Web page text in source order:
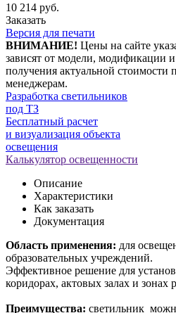
10 214 руб.
Заказать
Версия для печати
ВНИМАНИЕ! Цены на сайте
зависят от модели, модификации
получения актуальной стоимости
менеджерам.
Разработка светильников
под ТЗ
Бесплатный расчет
и визуализация объекта
освещения
Калькулятор освещенности
Описание
Характеристики
Как заказать
Документация
Область применения: для
образовательных учреждений.
Эффективное решение для
коридорах, актовых залах и зонах
Преимущества: светильник